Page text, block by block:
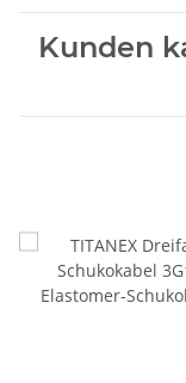
Kunden